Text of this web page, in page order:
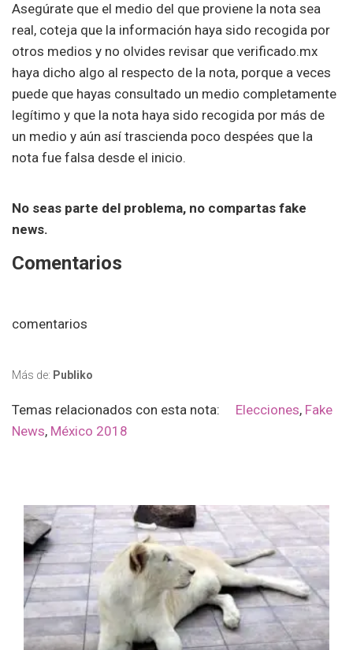
Asegúrate que el medio del que proviene la nota sea
real, coteja que la información haya sido recogida por
otros medios y no olvides revisar que verificado.mx
haya dicho algo al respecto de la nota, porque a veces
puede que hayas consultado un medio completamente
legítimo y que la nota haya sido recogida por más de
un medio y aún así trascienda poco despées que la
nota fue falsa desde el inicio.
No seas parte del problema, no compartas fake
news.
Comentarios
comentarios
Más de: Publiko
Temas relacionados con esta nota: Elecciones, Fake
News, México 2018